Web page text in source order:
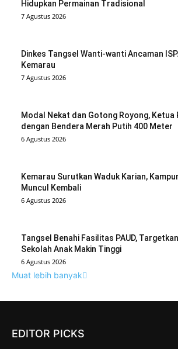
Hidupkan Permainan Tradisional
7 Agustus 2026
Dinkes Tangsel Wanti-wanti Ancaman
Kemarau
7 Agustus 2026
Modal Nekat dan Gotong Royong, Ketua
dengan Bendera Merah Putih 400 Meter
6 Agustus 2026
Kemarau Surutkan Waduk Karian,
Muncul Kembali
6 Agustus 2026
Tangsel Benahi Fasilitas PAUD,
Sekolah Anak Makin Tinggi
6 Agustus 2026
Muat lebih banyak
EDITOR PICKS